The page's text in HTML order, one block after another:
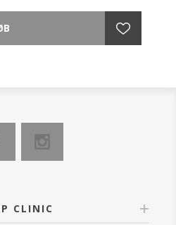
af aktive ingredienser,
buttet (volumen)
minimerer læbernes linjer
på læberne med sin
Lip Brush n°3. Kan
eller oven på læbestift for at
CLINIC